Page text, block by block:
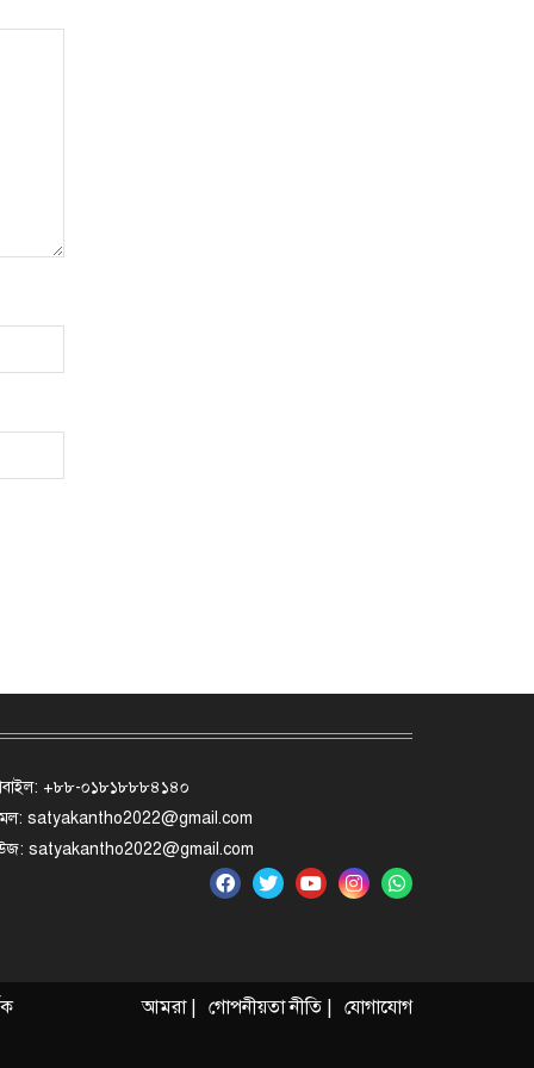
+৮৮-০১৮১৮৮৮৪১৪০
satyakantho2022@gmail.com
satyakantho2022@gmail.com
আমরা | গোপনীয়তা নীতি | যোগাযোগ